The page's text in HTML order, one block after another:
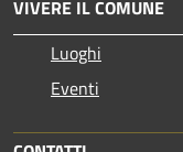
VIVERE IL COMUNE
Luoghi
Eventi